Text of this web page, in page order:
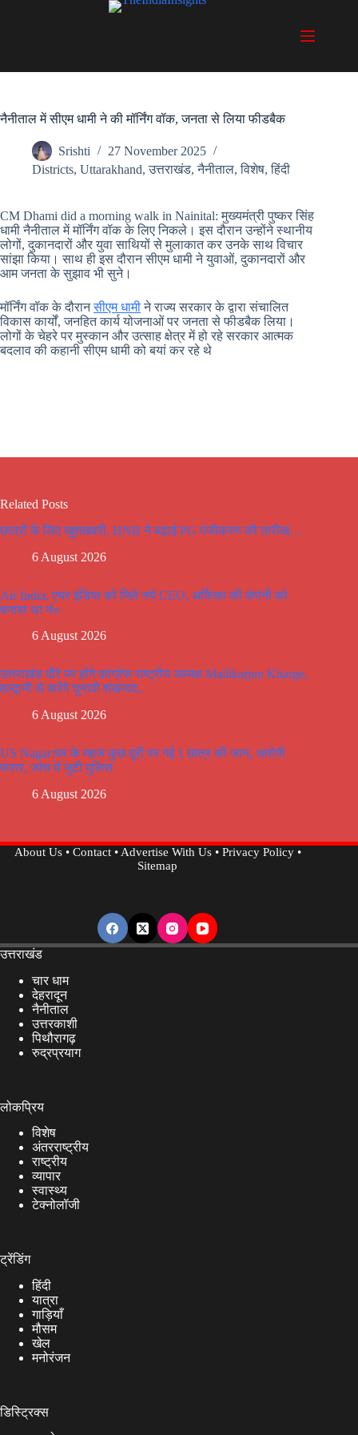
नैनीताल में सीएम धामी ने की मॉर्निंग वॉक, जनता से लिया फीडबैक
Srishti
27 November 2025
Districts, Uttarakhand,उत्तराखंड,नैनीताल,विशेष,हिंदी
CM Dhami did a morning walk in Nainital: मुख्यमंत्री पुष्कर सिंह
धामी नैनीताल में मॉर्निंग वॉक के लिए निकले। इस दौरान उन्होंने स्थानीय
लोगों, दुकानदारों और युवा साथियों से मुलाकात कर उनके साथ विचार
सांझा किया। साथ ही इस दौरान सीएम धामी ने युवाओं, दुकानदारों और
आम जनता के सुझाव भी सुने।
मॉर्निंग वॉक के दौरानसीएम धामीने राज्य सरकार के द्वारा संचालित
विकास कार्यों, जनहित कार्य योजनाओं पर जनता से फीडबैक लिया।
लोगों के चेहरे पर मुस्कान और उत्साह क्षेत्र में हो रहे सरकार आत्मक
बदलाव की कहानी सीएम धामी को बयां कर रहे थे
Related Posts
छात्रों के लिए खुशखबरी, HNB ने बढ़ाई PG पंजीकरण की तारीख…
6 August 2026
Air India: एयर इंडिया को मिले नये CEO, अर्फिका की कंपंनी को
बनाया था नं०
6 August 2026
उत्तराखंड दौरे पर होंगे कांग्रेस राष्ट्रीय अध्यक्ष Mallikarjun Kharge,
हल्द्वानी से करेंगे चुनावी शंखनाद..
6 August 2026
US Nagar:घर के महज कुछ दूरी पर गई 1 छात्र की जान, आरोपी
फरार, जांच में जुटी पुलिस
6 August 2026
About Us• Contact•Advertise With Us• Privacy Policy•
Sitemap
उत्तराखंड
चार धाम
देहरादून
नैनीताल
उत्तरकाशी
पिथौरागढ़
रुद्रप्रयाग
लोकप्रिय
विशेष
अंतरराष्ट्रीय
राष्ट्रीय
व्यापार
स्वास्थ्य
टेक्नोलॉजी
ट्रेंडिंग
हिंदी
यात्रा
गाड़ियाँ
मौसम
खेल
मनोरंजन
डिस्ट्रिक्स